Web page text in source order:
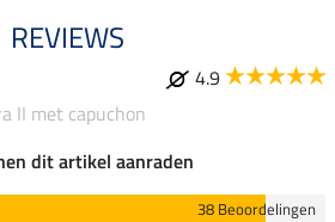
REVIEWS
4.9
II met capuchon
dit artikel aanraden
38 Beoordelingen